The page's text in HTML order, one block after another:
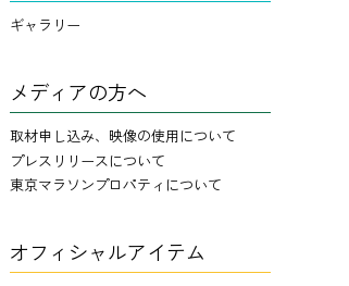
ギャラリー
メディアの方へ
取材申し込み、映像の使用について
プレスリリースについて
東京マラソンプロパティについて
オフィシャルアイテム